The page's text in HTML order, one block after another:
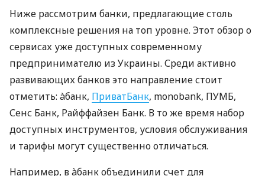
Ниже рассмотрим банки, предлагающие столь
комплексные решения на топ уровне. Этот обзор о
сервисах уже доступных современному
предпринимателю из Украины. Среди активно
развивающих банков это направление стоит
отметить: àбанк, ПриватБанк, monobank, ПУМБ,
Сенс Банк, Райффайзен Банк. В то же время набор
доступных инструментов, условия обслуживания
и тарифы могут существенно отличаться.
Например, в àбанк объединили счет для